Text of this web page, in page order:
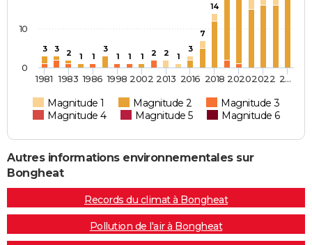
3 3 2 1 1
3
1 1 1 2 2 1
3
7
14
Magnitude 1 Magnitude 2
Magnitude 3
Magnitude 4
Magnitude 5 Magnitude 6
1981 1983 1986 1998 2002 2013 2016 2018 20202022 2…
0
10
Autres informations environnementales sur
Bongheat
Records du climat à Bongheat
Pollution de l'air à Bongheat